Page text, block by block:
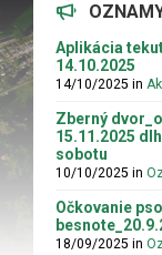
Aplikácia
14.10.2025
14/10/2025 in
Zberný
15.11.2025
sobotu
10/10/2025 in
Očkovanie
18/09/2025 in